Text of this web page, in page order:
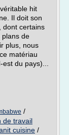
hit
Il doit son
dont certains
plans de
plus, nous
matériau
du pays)...
/
de travail
cuisine /